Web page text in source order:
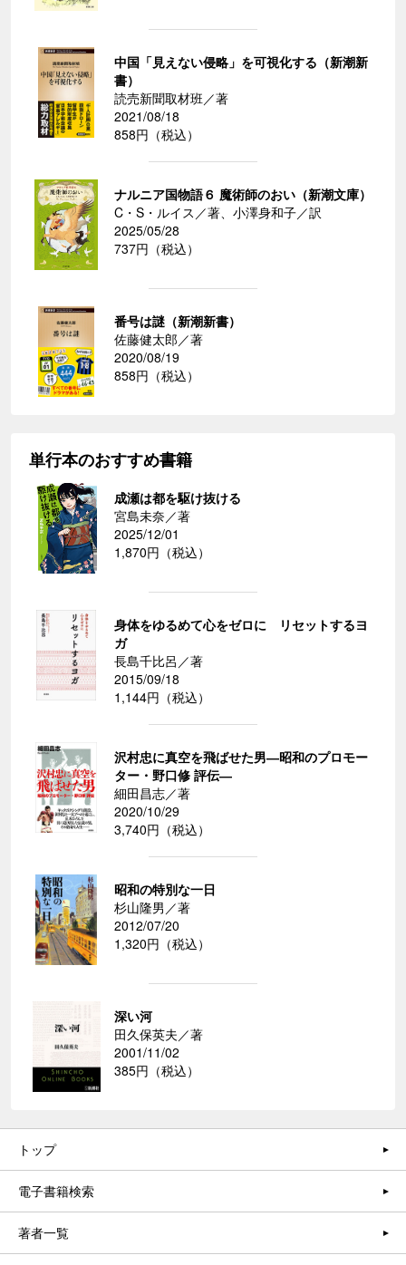
中国「見えない侵略」を可視化する（新潮新
書）
読売新聞取材班／著
2021/08/18
858円（税込）
ナルニア国物語６ 魔術師のおい（新潮文庫）
C・S・ルイス／著、小澤身和子／訳
2025/05/28
737円（税込）
番号は謎（新潮新書）
佐藤健太郎／著
2020/08/19
858円（税込）
単行本のおすすめ書籍
成瀬は都を駆け抜ける
宮島未奈／著
2025/12/01
1,870円（税込）
身体をゆるめて心をゼロに リセットするヨ
ガ
長島千比呂／著
2015/09/18
1,144円（税込）
沢村忠に真空を飛ばせた男―昭和のプロモー
ター・野口修 評伝―
細田昌志／著
2020/10/29
3,740円（税込）
昭和の特別な一日
杉山隆男／著
2012/07/20
1,320円（税込）
深い河
田久保英夫／著
2001/11/02
385円（税込）
トップ
電子書籍検索
著者一覧